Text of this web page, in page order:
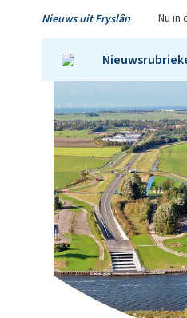
Nieuws uit Fryslân Nu in